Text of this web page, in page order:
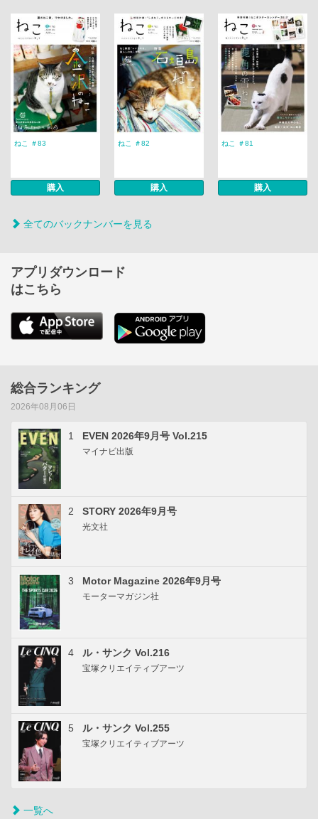
ねこ ＃83
購入
ねこ ＃82
購入
ねこ ＃81
購入
全てのバックナンバーを見る
アプリダウンロード
はこちら
総合ランキング
2026年08月06日
1 EVEN 2026年9月号 Vol.215
マイナビ出版
2 STORY 2026年9月号
光文社
3 Motor Magazine 2026年9月号
モーターマガジン社
4 ル・サンク Vol.216
宝塚クリエイティブアーツ
5 ル・サンク Vol.255
宝塚クリエイティブアーツ
一覧へ